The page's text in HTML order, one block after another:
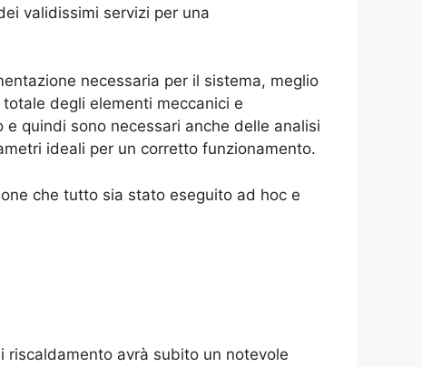
validissimi servizi per una
necessaria per il sistema, meglio
degli elementi meccanici e
quindi sono necessari anche delle analisi
ideali per un corretto funzionamento.
che tutto sia stato eseguito ad hoc e
riscaldamento avrà subito un notevole